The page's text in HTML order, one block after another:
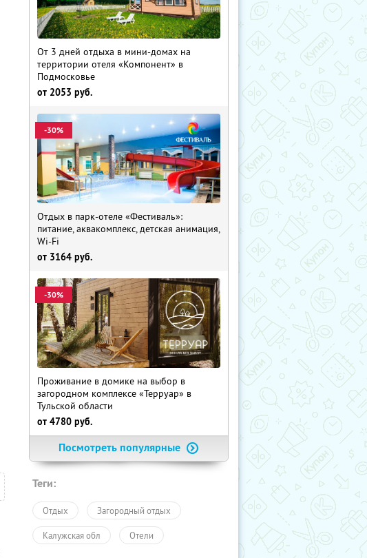
От 3 дней отдыха в мини-домах на
территории отеля «Компонент» в
Подмосковье
от 2053 руб.
-30%
Отдых в парк-отеле «Фестиваль»:
питание, аквакомплекс, детская анимация,
Wi-Fi
от 3164 руб.
-30%
Проживание в домике на выбор в
загородном комплексе «Терруар» в
Тульской области
от 4780 руб.
Посмотреть популярные
Теги:
Отдых Загородный отдых
Калужская обл Отели